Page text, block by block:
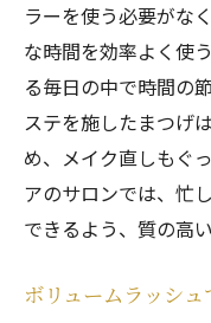
ラーを使う必要がな
な時間を効率よく使
る毎日の中で時間の
ステを施したまつげ
め、メイク直しもぐ
アのサロンでは、忙
できるよう、質の高
ボリュームラッシ